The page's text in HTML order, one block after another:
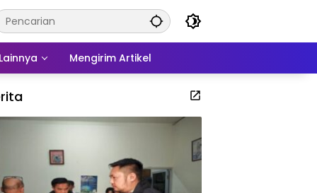
Lainnya Mengirim Artikel